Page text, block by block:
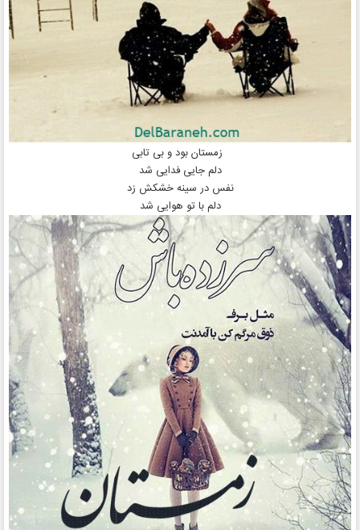
زمستان بود و بی تابی
دلم جایی فدایی شد
نفس در سینه خشکش زد
دلم با تو هوایی شد